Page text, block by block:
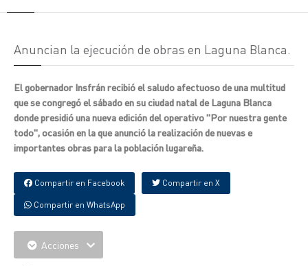
Anuncian la ejecución de obras en Laguna Blanca.
El gobernador Insfrán recibió el saludo afectuoso de una multitud
que se congregó el sábado en su ciudad natal de Laguna Blanca
donde presidió una nueva edición del operativo "Por nuestra gente
todo", ocasión en la que anunció la realización de nuevas e
importantes obras para la población lugareña.
Compartir en Facebook Compartir en X
Compartir en WhatsApp
Acciones